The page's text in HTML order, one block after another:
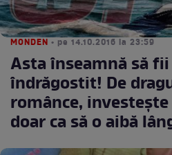
MONDEN • pe 14.10.2016 la 23:59
Asta înseamnă să
îndrăgostit! De
românce,
doar ca să o aibă